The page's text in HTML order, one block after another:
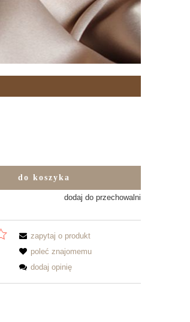
do koszyka
dodaj do przechowalni
zapytaj o produkt
poleć znajomemu
dodaj opinię